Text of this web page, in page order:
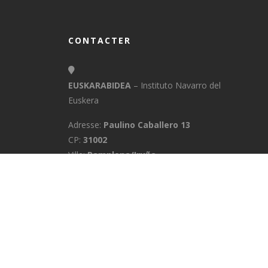
CONTACTER
EUSKARABIDEA – Instituto Navarro del
Euskera
Adresse: Paulino Caballero 13
CP: 31002
Ville:Pamplona/Iruña